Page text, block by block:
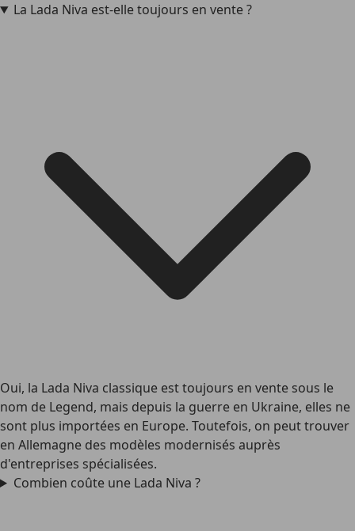
La Lada Niva est-elle toujours en vente ?
Oui, la Lada Niva classique est toujours en vente sous le
nom de Legend, mais depuis la guerre en Ukraine, elles ne
sont plus importées en Europe. Toutefois, on peut trouver
en Allemagne des modèles modernisés auprès
d'entreprises spécialisées.
Combien coûte une Lada Niva ?